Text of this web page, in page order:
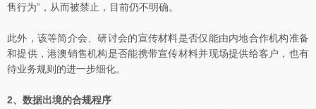
售行为”，从而被禁止，目前仍不明确。
此外，该等简介会、研讨会的宣传材料是否仅能由内地合作机构准备
和提供，港澳销售机构是否能携带宣传材料并现场提供给客户，也有
待业务规则的进一步细化。
2、数据出境的合规程序